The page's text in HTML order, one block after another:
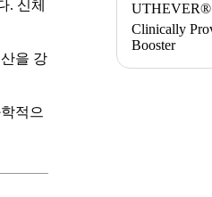
. 신체
을 강
적으
Clinically
Booster